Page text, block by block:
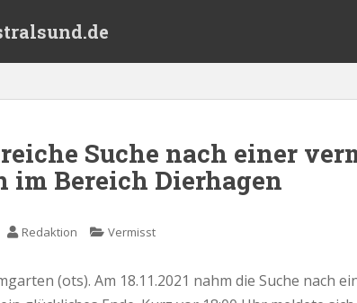
Suche nach einer
im Bereich Dierhagen
Redaktion Vermisst
(ots). Am 18.11.2021 nahm die Suche nach